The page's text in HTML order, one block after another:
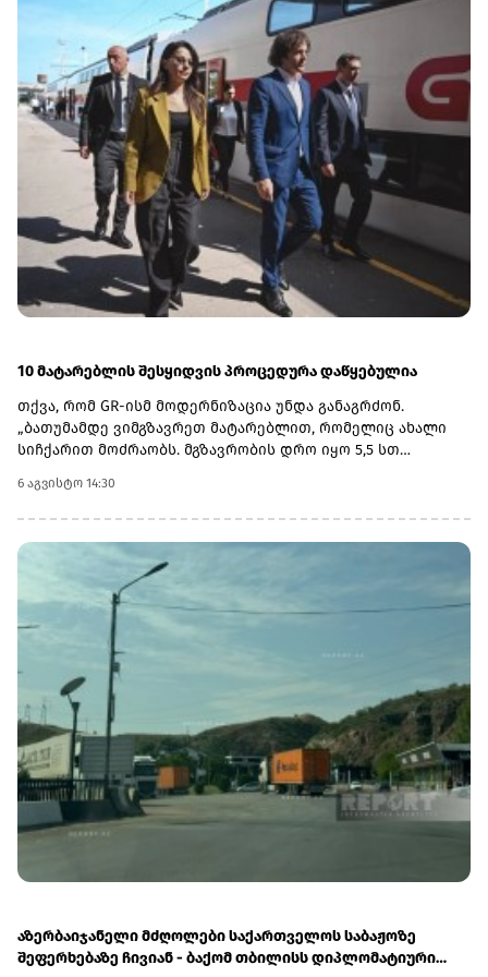
ქვემდებარეობის მიხედვით სასამართლოს გადაეგზავნა.9
ფაქტზე საქართველოს საგადასახადო კოდექსის 271-ე
მუხლის მე-7 ნაწილის შესაბამისად, საქმის მასალები
საქართველოს ფინანსთა სამინისტროს საგამოძიებო
სამსახურს გადაეგზავნა, ხოლო დანარჩენი 141 ფაქტი
ჩაითვალა არაიდენტიფიცირებულ შემთხვევად და შედგა
ამოღების ოქმები.
10 მატარებლის შესყიდვის პროცედურა დაწყებულია
თქვა, რომ GR-ისმ მოდერნიზაცია უნდა განაგრძონ.
„ბათუმამდე ვიმგზავრეთ მატარებლით, რომელიც ახალი
სიჩქარით მოძრაობს. მგზავრობის დრო იყო 5,5 სთ
ცვლილებები განხორციელდა. კიდევ ძალიან ბევრი რამ
არის დაგეგმილი, რაზეც საზოგადოებას პერიოდულად
ვადებში განხორციელდება“, - განაცხადა ირაკლი
კობახიძემ.მთავრობის ადმინისტრაციის ინფორმაციით,
გაუმჯობესდა GR-ის ინფრასტრუქტურა, სრულად
რეაბილიტირებულია ლიანდაგი, ცენტრალურ
მაგისტრალზე მოძრავი შემადგენლობებისთვის
შეზღუდვები მოიხსნა.რეაბილიტირებულია სამგზავრო
სადგურებიც. მატარებლები კაპიტალურად რემონტდება.
დაწყებულია 10 ახალი სამგზავრო მატარებლის შესყიდვის
პროცედურები.
6 აგვისტო 14:30
აზერბაიჯანელი მძღოლები საქართველოს საბაჟოზე
შეფერხებაზე ჩივიან - ბაქომ თბილისს დიპლომატიური